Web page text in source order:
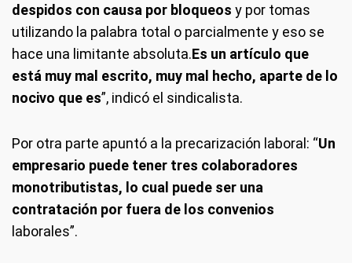
despidos con causa por bloqueos y por tomas
utilizando la palabra total o parcialmente y eso se
hace una limitante absoluta.Es un artículo que
está muy mal escrito, muy mal hecho, aparte de lo
nocivo que es”, indicó el sindicalista.
Por otra parte apuntó a la precarización laboral: “Un
empresario puede tener tres colaboradores
monotributistas, lo cual puede ser una
contratación por fuera de los convenios
laborales”.